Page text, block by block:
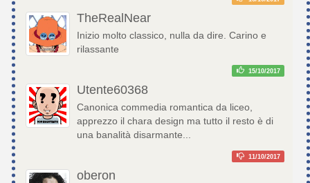
TheRealNear
Inizio molto classico, nulla da dire. Carino e
rilassante
15/10/2017
Utente60368
Canonica commedia romantica da liceo,
apprezzo il chara design ma tutto il resto è di
una banalità disarmante...
11/10/2017
oberon